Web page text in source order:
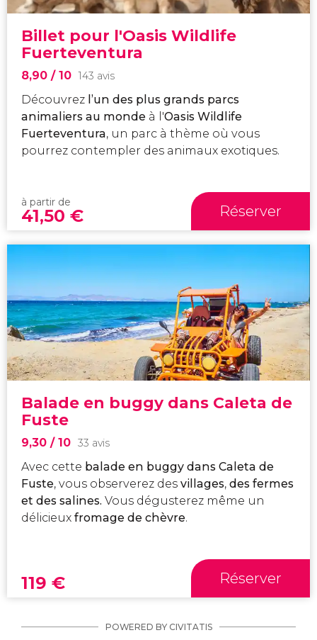
Billet pour l'Oasis Wildlife
Fuerteventura
8,90 / 10 143 avis
Découvrez l’un des plus grands parcs
animaliers au monde à l'Oasis Wildlife
Fuerteventura, un parc à thème où vous
pourrez contempler des animaux exotiques.
à partir de
41,50 € Réserver
Balade en buggy dans Caleta de
Fuste
9,30 / 10 33 avis
Avec cette balade en buggy dans Caleta de
Fuste, vous observerez des villages, des fermes
et des salines. Vous dégusterez même un
délicieux fromage de chèvre.
119 € Réserver
POWERED BY CIVITATIS